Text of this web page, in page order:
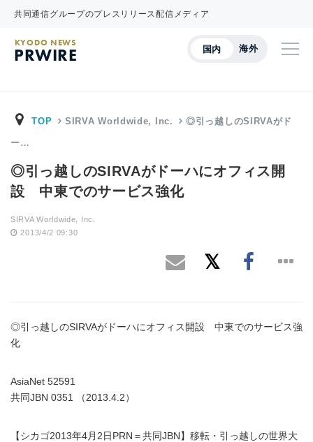
共同通信グループのプレスリリース配信メディア
国内 海外
KYODO NEWS
PRWIRE
TOP SIRVA Worldwide, Inc. ◎引っ越しのSIRVAがド
ー…
◎引っ越しのSIRVAがドーハにオフィス開
設 中東でのサービス強化
SIRVA Worldwide, Inc.
2013/4/2 09:30
◎引っ越しのSIRVAがドーハにオフィス開設 中東でのサービス強
化
AsiaNet 52591
共同JBN 0351 （2013.4.2）
【シカゴ2013年4月2日PRN＝共同JBN】移転・引っ越しの世界大